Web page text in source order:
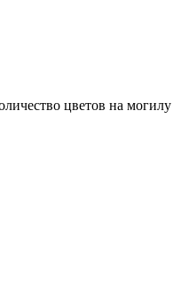
цветов на могилу